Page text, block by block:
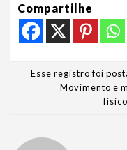
Compartilhe
Esse registro foi
Movimento e
físico